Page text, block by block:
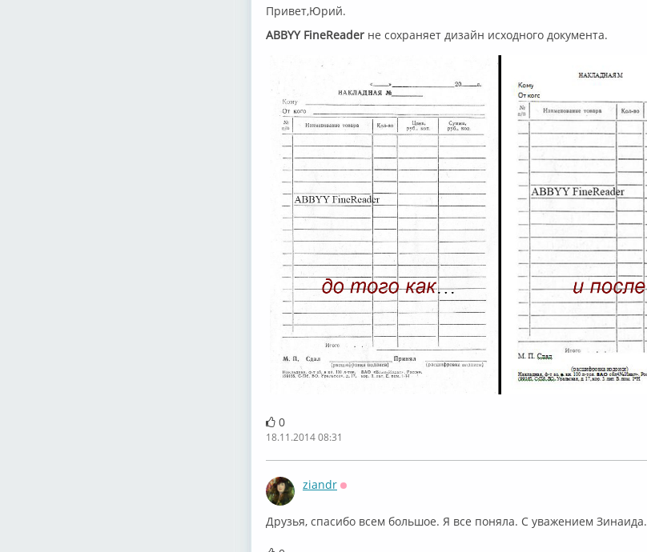
Привет,Юрий.
ABBYY FineReader не сохраняет дизайн исходного документа.
0
18.11.2014 08:31
ziandr
Друзья, спасибо всем большое. Я все поняла. С уважением Зинаида.